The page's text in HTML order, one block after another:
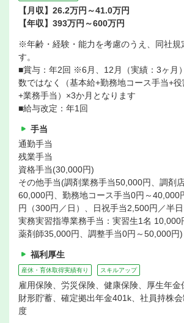
【月収】26.2万円～41.0万円
【年収】393万円～600万円
※年齢・経験・能力を考慮のうえ、同社規
す。
■賞与：年2回 ※6月、12月（実績：3ヶ月
数ではなく（基本給+勤務地コース手当+
+業務手当）×3か月となります
■給与改定：年1回
手当
通勤手当
残業手当
資格手当(30,000円)
その他手当(調剤業務手当50,000円、調剤
60,000円、勤務地コース手当0円～40,000
円（300円／日）、日祝手当2,500円／半日
実務実習指導業務手当：実習生1名 10,000
薬剤師35,000円、調整手当0円～50,000円)
福利厚生
産休・育休取得実績有り スキルアップ
雇用保険、労災保険、健康保険、厚生年金
財形貯蓄、確定拠出年金401k、社員持株
度